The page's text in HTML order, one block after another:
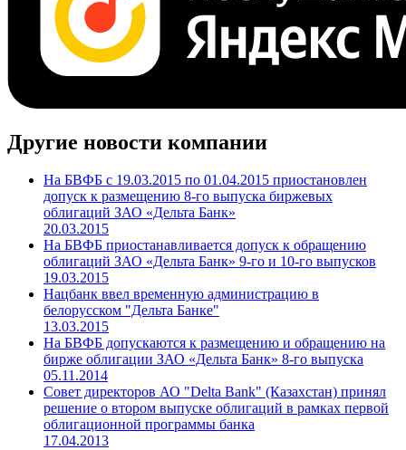
Другие новости компании
На БВФБ с 19.03.2015 по 01.04.2015 приостановлен
допуск к размещению 8-го выпуска биржевых
облигаций ЗАО «Дельта Банк»
20.03.2015
На БВФБ приостанавливается допуск к обращению
облигаций ЗАО «Дельта Банк» 9-го и 10-го выпусков
19.03.2015
Нацбанк ввел временную администрацию в
белорусском "Дельта Банке"
13.03.2015
На БВФБ допускаются к размещению и обращению на
бирже облигации ЗАО «Дельта Банк» 8-го выпуска
05.11.2014
Совет директоров АО "Delta Bank" (Казахстан) принял
решение о втором выпуске облигаций в рамках первой
облигационной программы банка
17.04.2013